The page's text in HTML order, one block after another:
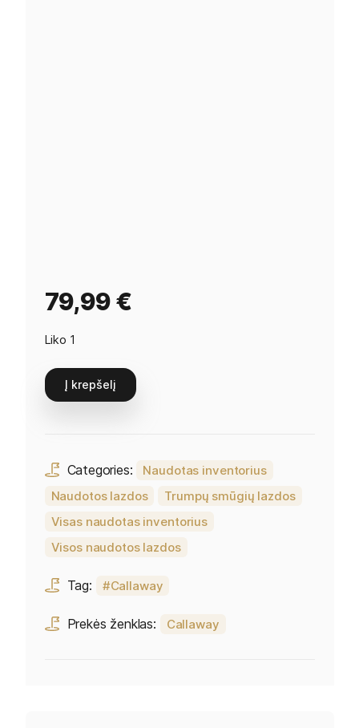
79,99€
Liko 1
Į krepšelį
Categories:
Naudotas inventorius
Naudotos lazdos
Trumpų smūgių lazdos
Visas naudotas inventorius
Visos naudotos lazdos
Tag: Callaway
Prekės ženklas: Callaway